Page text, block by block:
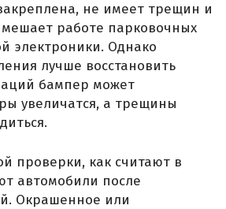
не имеет трещин и
работе парковочных
электроники. Однако
лучше восстановить
бампер может
увеличатся, а трещины
проверки, как считают в
автомобили после
Окрашенное или